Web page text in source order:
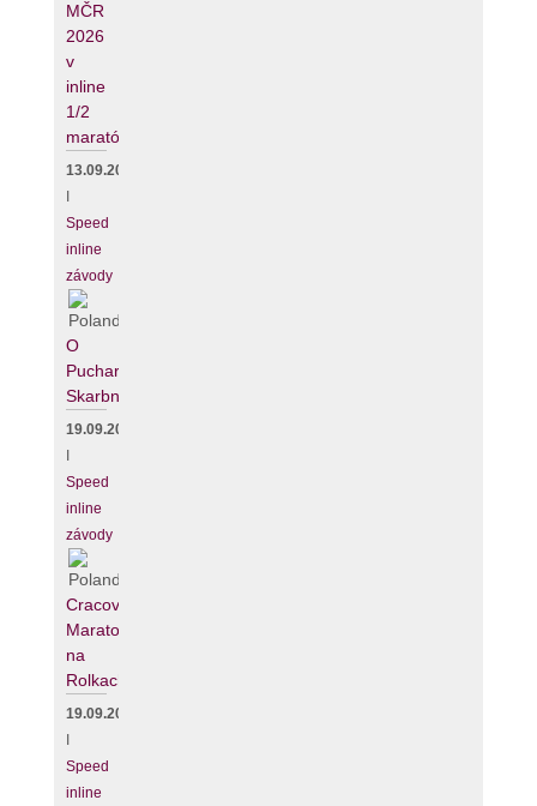
MČR
2026
v
inline
1/2
maratónu
13.09.2026
Speed
inline
závody
O
Puchar
Skarbnika
19.09.2026
Speed
inline
závody
Cracovia
Maraton
na
Rolkach
19.09.2026
Speed
inline